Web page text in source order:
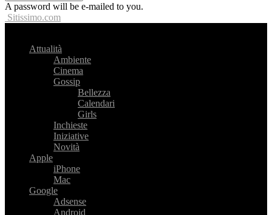
A password will be e-mailed to you.
Sitissimo.com
Attualità
Ambiente
Cinema
Gossip
Bellezza
Calendari
Girls
Inchieste
Iniziative
Novità
Apple
iPhone
Mac
Google
Adsense
Android